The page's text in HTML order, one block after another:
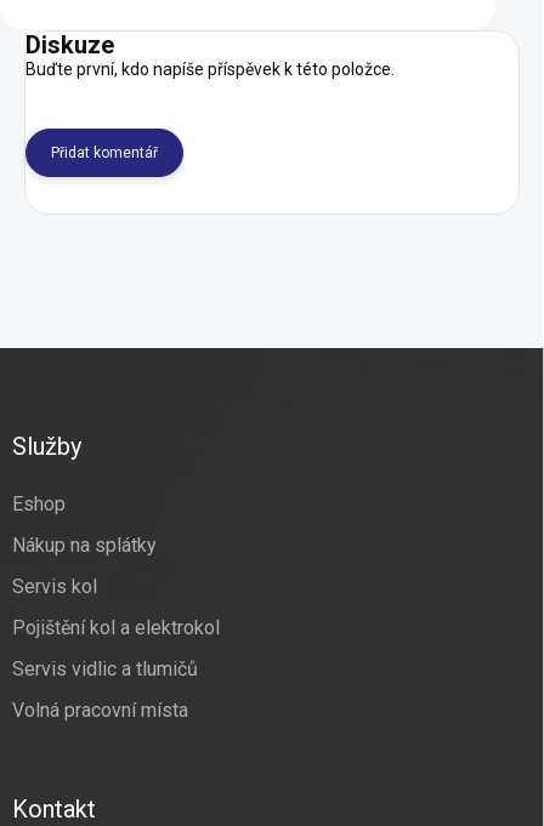
Diskuze
Buďte první, kdo napíše příspěvek k této položce.
Přidat komentář
Služby
Eshop
Nákup na splátky
Servis kol
Pojištění kol a elektrokol
Servis vidlic a tlumičů
Volná pracovní místa
Kontakt